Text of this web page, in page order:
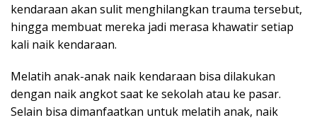
kendaraan akan sulit menghilangkan trauma tersebut,
hingga membuat mereka jadi merasa khawatir setiap
kali naik kendaraan.
Melatih anak-anak naik kendaraan bisa dilakukan
dengan naik angkot saat ke sekolah atau ke pasar.
Selain bisa dimanfaatkan untuk melatih anak, naik